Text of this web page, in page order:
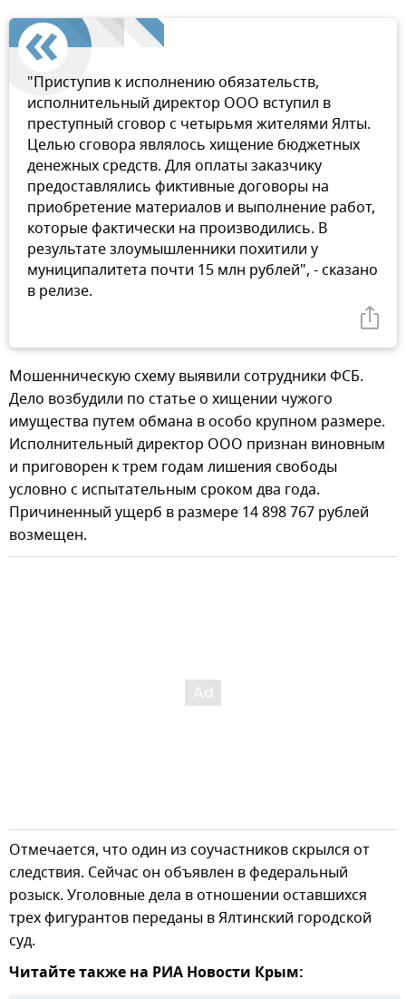
"Приступив к исполнению обязательств,
исполнительный директор ООО вступил в
преступный сговор с четырьмя жителями Ялты.
Целью сговора являлось хищение бюджетных
денежных средств. Для оплаты заказчику
предоставлялись фиктивные договоры на
приобретение материалов и выполнение работ,
которые фактически на производились. В
результате злоумышленники похитили у
муниципалитета почти 15 млн рублей", - сказано
в релизе.
Мошенническую схему выявили сотрудники ФСБ.
Дело возбудили по статье о хищении чужого
имущества путем обмана в особо крупном размере.
Исполнительный директор ООО признан виновным
и приговорен к трем годам лишения свободы
условно с испытательным сроком два года.
Причиненный ущерб в размере 14 898 767 рублей
возмещен.
Отмечается, что один из соучастников скрылся от
следствия. Сейчас он объявлен в федеральный
розыск. Уголовные дела в отношении оставшихся
трех фигурантов переданы в Ялтинский городской
суд.
Читайте также на РИА Новости Крым: